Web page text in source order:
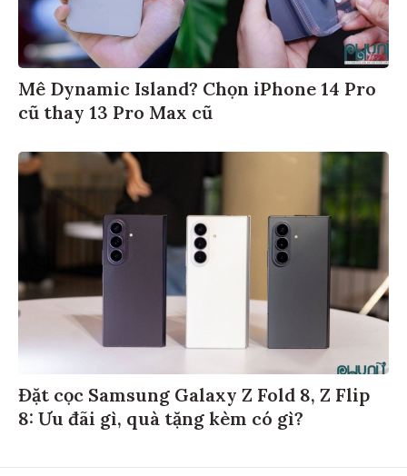
Mê Dynamic Island? Chọn iPhone 14 Pro
cũ thay 13 Pro Max cũ
Đặt cọc Samsung Galaxy Z Fold 8, Z Flip
8: Ưu đãi gì, quà tặng kèm có gì?